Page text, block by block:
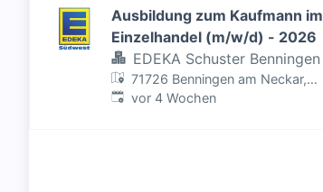
Ausbildung zum Kaufmann im
Einzelhandel (m/w/d) - 2026
EDEKA Schuster Benningen
71726 Benningen am Neckar,
Deutschland
Veröffentlicht:
vor 4 Wochen